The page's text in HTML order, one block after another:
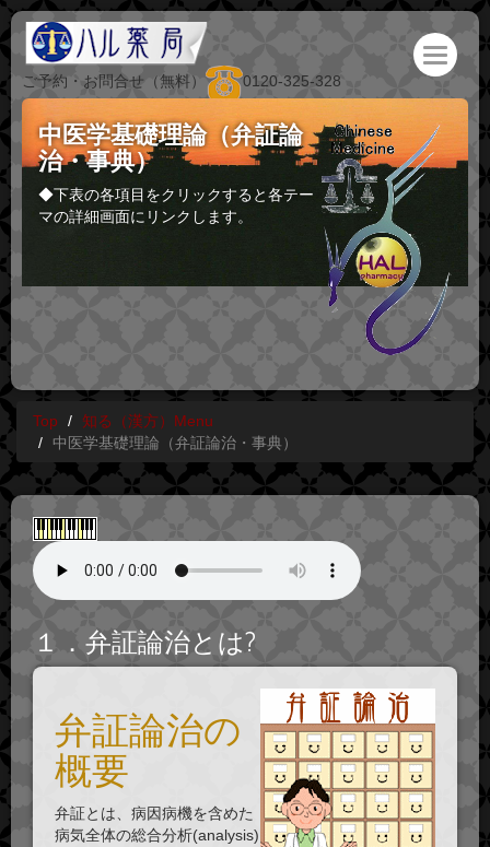
ご予約・お問合せ（無料） 0120-325-328
中医学基礎理論（弁証論
治・事典）
◆下表の各項目をクリックすると各テー
マの詳細画面にリンクします。
Top
知る（漢方）Menu
中医学基礎理論（弁証論治・事典）
１．弁証論治とは?
弁証論治の
概要
弁証とは、病因病機を含めた
病気全体の総合分析(analysis)